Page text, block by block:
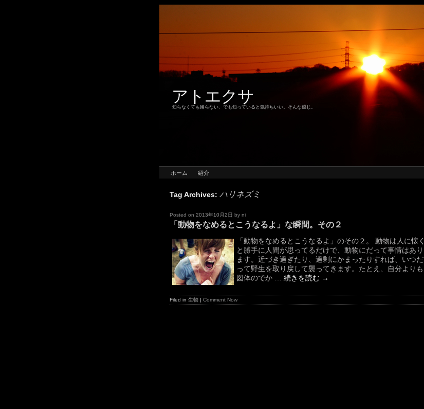
アトエクサ
知らなくても困らない、でも知っていると気持ちいい。そんな感じ。
ホーム 紹介
Tag Archives: ハリネズミ
Posted on 2013年10月2日 by ni
「動物をなめるとこうなるよ」な瞬間。その２
「動物をなめるとこうなるよ」のその２。 動物は人に懐く
と勝手に人間が思ってるだけで、動物にだって事情はあり
ます。近づき過ぎたり、過剰にかまったりすれば、いつだ
って野生を取り戻して襲ってきます。たとえ、自分よりも
図体のでか … 続きを読む →
Filed in 生物 | Comment Now